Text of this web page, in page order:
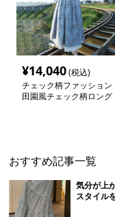
¥14,040(税込)
チェック柄ファッション
田園風チェック柄ロング
おすすめ記事一覧
気分が上
スタイル